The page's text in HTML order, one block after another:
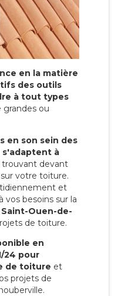
en la matière
des outils
à tout types
grandes ou
en son sein des
s'adaptent à
trouvant devant
votre toiture.
et
vos besoins sur la
Ouen-de-
de toiture.
en
24 pour
de toiture et
projets de